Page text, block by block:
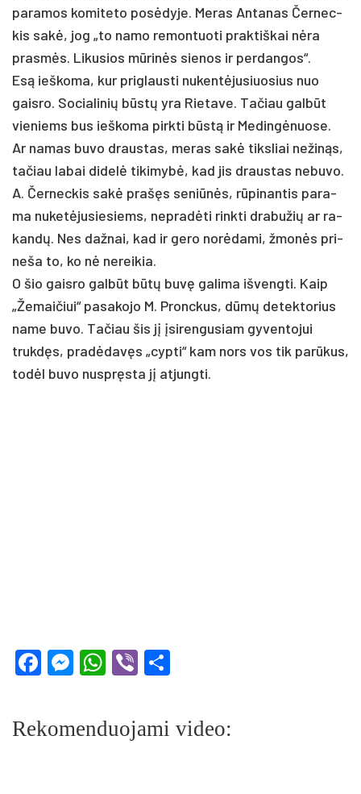
pa­ra­mos ko­mi­te­to po­sėdy­je. Me­ras An­ta­nas Čer­nec­
kis sakė, jog „to na­mo re­mon­tuo­ti pra­ktiš­kai nėra
pra­smės. Li­ku­sios mūrinės sie­nos ir per­dan­gos“.
Esą ieš­ko­ma, kur pri­glaus­ti nu­kentė­ju­siuo­sius nuo
gais­ro. So­cia­li­nių būstų yra Rie­ta­ve. Ta­čiau galbūt
vie­niems bus ieš­ko­ma pirk­ti būstą ir Me­dingė­nuo­se.
Ar na­mas bu­vo draus­tas, me­ras sakė tiks­liai ne­žinąs,
ta­čiau la­bai di­delė ti­ki­mybė, kad jis draus­tas ne­bu­vo.
A. Čer­nec­kis sakė pra­šęs se­niūnės, rūpi­nan­tis pa­ra­
ma nu­ketė­ju­sie­siems, ne­pradė­ti rink­ti dra­bu­žių ar ra­
kandų. Nes daž­nai, kad ir ge­ro norė­da­mi, žmonės pri­
ne­ša to, ko nė ne­rei­kia.
O šio gais­ro galbūt būtų buvę ga­li­ma iš­veng­ti. Kaip
„Že­mai­čiui“ pa­sa­ko­jo M. Pronc­kus, dūmų de­tek­to­rius
na­me bu­vo. Ta­čiau šis jį įsi­ren­gu­siam gy­ven­to­jui
trukdęs, pra­dėdavęs „cyp­ti“ kam nors vos tik par­ūkus,
todėl bu­vo nu­spręsta jį at­jung­ti.
Facebook
Messenger
WhatsApp
Viber
Rekomenduojami video: